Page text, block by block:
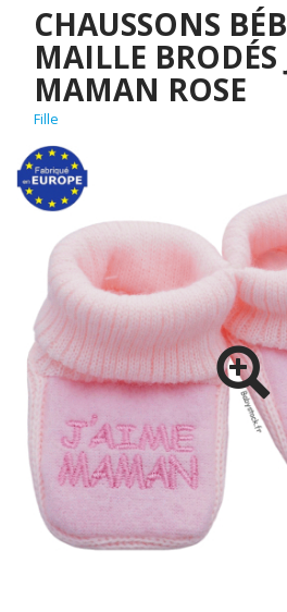
CHAUSSONS
MAILLE
MAMAN ROSE
Fille